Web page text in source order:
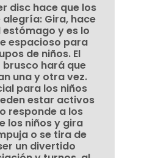
disc hace que los
alegría: Gira, hace
estómago y es lo
espacioso para
de niños. El
hará que
una y otra vez.
para los niños
estar activos
responde a los
los niños y gira
o se tira de
un divertido